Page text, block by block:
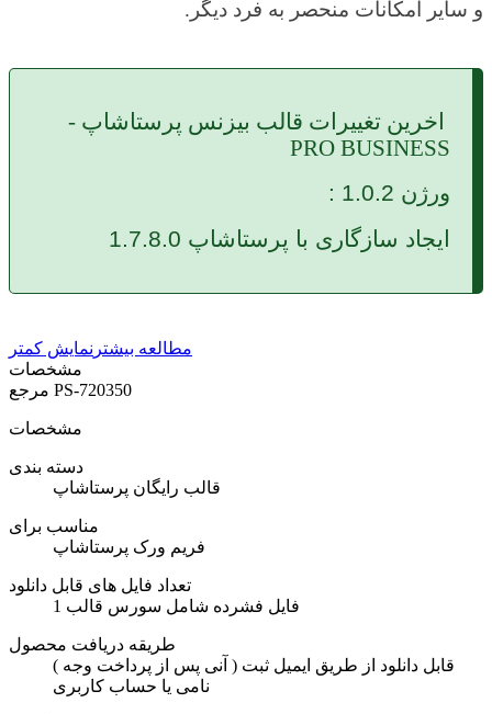
و سایر امکانات منحصر به فرد دیگر.
اخرین تغییرات قالب بیزنس پرستاشاپ -
PRO BUSINESS
ورژن 1.0.2 :
ایجاد سازگاری با پرستاشاپ 1.7.8.0
مطالعه بیشتر نمایش کمتر
مشخصات
PS-720350
مشخصات
دسته بندی
قالب رایگان پرستاشاپ
مناسب برای
فریم ورک پرستاشاپ
تعداد فایل های قابل دانلود
1 فایل فشرده شامل سورس قالب
طریقه دریافت محصول
( آنی پس از پرداخت وجه ) قابل دانلود از طریق ایمیل ثبت
نامی یا حساب کاربری